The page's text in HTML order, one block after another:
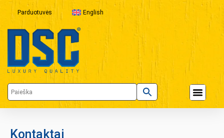
Parduotuvės English
Kontaktai